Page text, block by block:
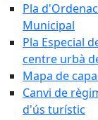
Pla
Municipal
Pla Especial
centre urbà
Mapa de
Canvi de
d'ús turístic